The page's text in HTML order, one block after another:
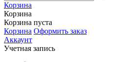
Корзина
Корзина
Корзина пуста
Корзина Оформить заказ
Аккаунт
Учетная запись